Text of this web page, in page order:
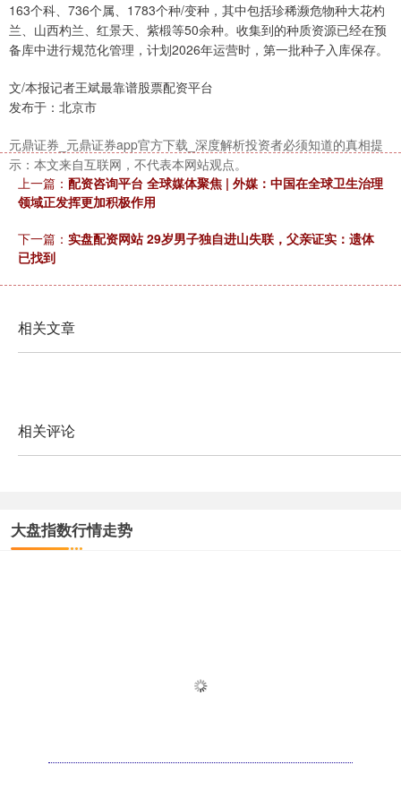
163个科、736个属、1783个种/变种，其中包括珍稀濒危物种大花杓
兰、山西杓兰、红景天、紫椴等50余种。收集到的种质资源已经在预
备库中进行规范化管理，计划2026年运营时，第一批种子入库保存。
文/本报记者王斌最靠谱股票配资平台
发布于：北京市
元鼎证券_元鼎证券app官方下载_深度解析投资者必须知道的真相提
示：本文来自互联网，不代表本网站观点。
上一篇： 配资咨询平台 全球媒体聚焦 | 外媒：中国在全球卫生治理
领域正发挥更加积极作用
下一篇： 实盘配资网站 29岁男子独自进山失联，父亲证实：遗体
已找到
相关文章
相关评论
大盘指数行情走势